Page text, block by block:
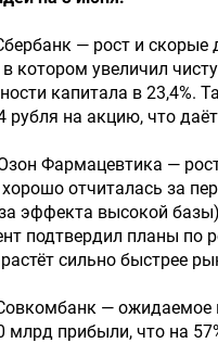
— рост и скорые
в котором увеличил
капитала в 23,4%.
рубля на акцию, что
Фармацевтика —
отчиталась за
эффекта высокой
подтвердил планы по
сильно быстрее
— ожидаемое
млрд прибыли, что на